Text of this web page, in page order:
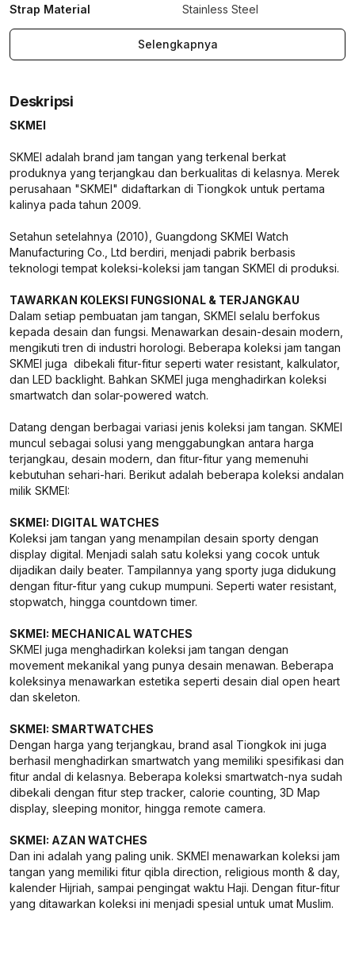
Strap Material Stainless Steel
Selengkapnya
Deskripsi
SKMEI
SKMEI adalah brand jam tangan yang terkenal berkat
produknya yang terjangkau dan berkualitas di kelasnya. Merek
perusahaan "SKMEI" didaftarkan di Tiongkok untuk pertama
kalinya pada tahun 2009.
Setahun setelahnya (2010), Guangdong SKMEI Watch
Manufacturing Co., Ltd berdiri, menjadi pabrik berbasis
teknologi tempat koleksi-koleksi jam tangan SKMEI di produksi.
TAWARKAN KOLEKSI FUNGSIONAL & TERJANGKAU
Dalam setiap pembuatan jam tangan, SKMEI selalu berfokus
kepada desain dan fungsi. Menawarkan desain-desain modern,
mengikuti tren di industri horologi. Beberapa koleksi jam tangan
SKMEI juga dibekali fitur-fitur seperti water resistant, kalkulator,
dan LED backlight. Bahkan SKMEI juga menghadirkan koleksi
smartwatch dan solar-powered watch.
Datang dengan berbagai variasi jenis koleksi jam tangan. SKMEI
muncul sebagai solusi yang menggabungkan antara harga
terjangkau, desain modern, dan fitur-fitur yang memenuhi
kebutuhan sehari-hari. Berikut adalah beberapa koleksi andalan
milik SKMEI:
SKMEI: DIGITAL WATCHES
Koleksi jam tangan yang menampilan desain sporty dengan
display digital. Menjadi salah satu koleksi yang cocok untuk
dijadikan daily beater. Tampilannya yang sporty juga didukung
dengan fitur-fitur yang cukup mumpuni. Seperti water resistant,
stopwatch, hingga countdown timer.
SKMEI: MECHANICAL WATCHES
SKMEI juga menghadirkan koleksi jam tangan dengan
movement mekanikal yang punya desain menawan. Beberapa
koleksinya menawarkan estetika seperti desain dial open heart
dan skeleton.
SKMEI: SMARTWATCHES
Dengan harga yang terjangkau, brand asal Tiongkok ini juga
berhasil menghadirkan smartwatch yang memiliki spesifikasi dan
fitur andal di kelasnya. Beberapa koleksi smartwatch-nya sudah
dibekali dengan fitur step tracker, calorie counting, 3D Map
display, sleeping monitor, hingga remote camera.
SKMEI: AZAN WATCHES
Dan ini adalah yang paling unik. SKMEI menawarkan koleksi jam
tangan yang memiliki fitur qibla direction, religious month & day,
kalender Hijriah, sampai pengingat waktu Haji. Dengan fitur-fitur
yang ditawarkan koleksi ini menjadi spesial untuk umat Muslim.